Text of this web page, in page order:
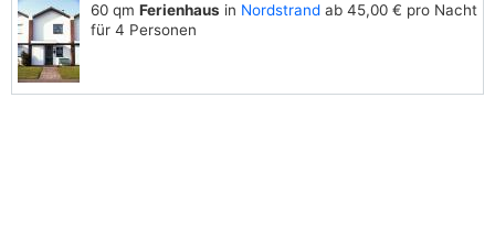
60 qm Ferienhaus in Nordstrand ab 45,00 € pro Nacht
für 4 Personen